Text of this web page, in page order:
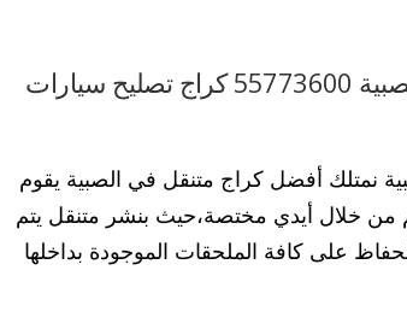
كراج متنقل الصبية 55773600 كراج تصليح سيارات
نمتلك أفضل كراج متنقل في الصبية يقوم
من خلال أيدي مختصة،حيث بنشر متنقل يتم
على كافة الملحقات الموجودة بداخلها